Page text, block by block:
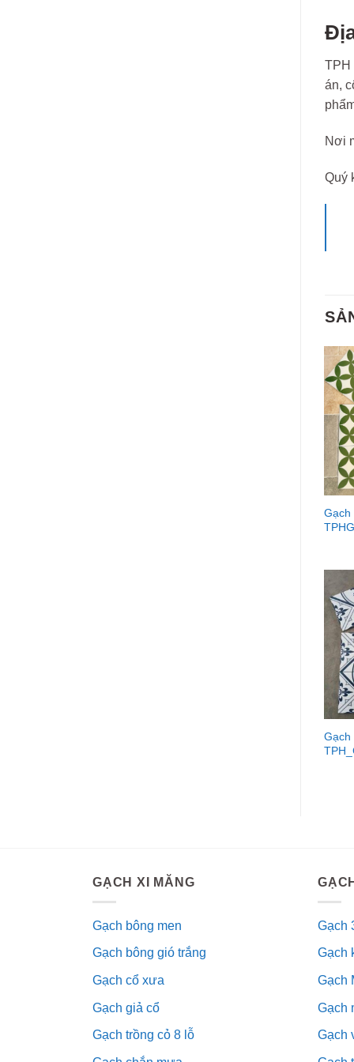
TPH
án,
Nơi
Quý
Gạch
Gạch
GẠCH XI MĂNG
Gạch bông men
Gạch bông gió trắng
Gạch cổ xưa
Gạch giả cổ
Gạch trồng cỏ 8 lỗ
Gạch
Gạch
Gạch
Gạch
Gạch